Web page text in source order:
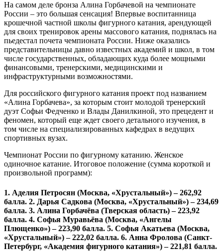
На самом деле бронза Алина Горбачевой на чемпионате
России – это большая сенсация! Впервые воспитанница
крошечной частной школы фигурного катания, арендующей
для своих тренировок арены массового катания, поднялась на
пьедестал почета чемпионата России. Ниже оказались
представительницы давно известных академий и школ, в том
числе государственных, обладающих куда более мощными
финансовыми, тренерскими, медицинскими и
инфраструктурными возможностями.
Для российского фигурного катания проект под названием
«Алина Горбачева», за которым стоит молодой тренерский
дуэт Софьи Федченко и Влады Данилкиной, это прецедент и
феномен, который еще ждет своего детального изучения, в
том числе на специализированных кафедрах в ведущих
спортивных вузах.
Чемпионат России по фигурному катанию. Женское
одиночное катание. Итоговое положение (сумма короткой и
произвольной программ):
1. Аделия Петросян (Москва, «Хрустальный») – 262,92
балла. 2. Дарья Садкова (Москва, «Хрустальный») – 234,69
балла. 3. Алина Горбачёва (Тверская область) – 223,92
балла. 4. Софья Муравьёва (Москва, «Ангелы
Плющенко») – 223,90 балла. 5. Софья Акатьева (Москва,
«Хрустальный») – 222,02 балла. 6. Анна Фролова (Санкт-
Петербург, «Академия фигурного катания») – 221,81 балла.